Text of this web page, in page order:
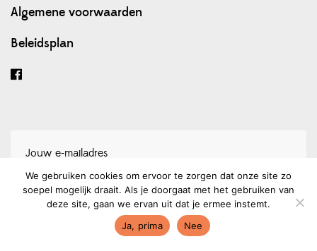
Algemene voorwaarden
Beleidsplan
Schrijf je in voor onze nieuwsbrief
We gebruiken cookies om ervoor te zorgen dat onze site zo
soepel mogelijk draait. Als je doorgaat met het gebruiken van
deze site, gaan we ervan uit dat je ermee instemt.
Ja, prima
Nee